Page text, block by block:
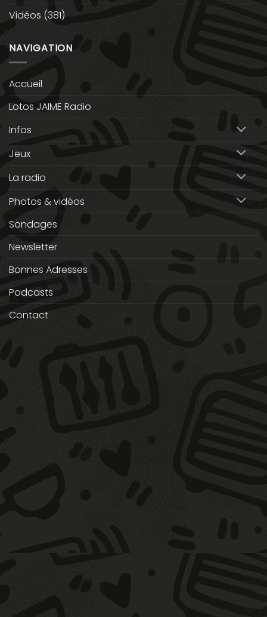
Vidéos (381)
NAVIGATION
Accueil
Lotos JAIME Radio
Infos
Jeux
La radio
Photos & vidéos
Sondages
Newsletter
Bonnes Adresses
Podcasts
Contact